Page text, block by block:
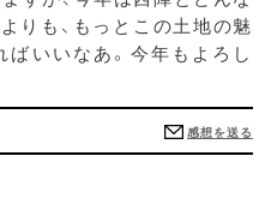
りも、もっとこの土地の魅
いいなあ。今年もよろし
感想を送る